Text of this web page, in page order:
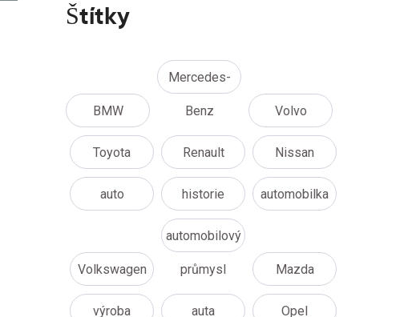
Štítky
BMW
Mercedes-
Benz Volvo
Toyota Renault Nissan
auto historie automobilka
Volkswagen
automobilový
průmysl Mazda
výroba auta Opel